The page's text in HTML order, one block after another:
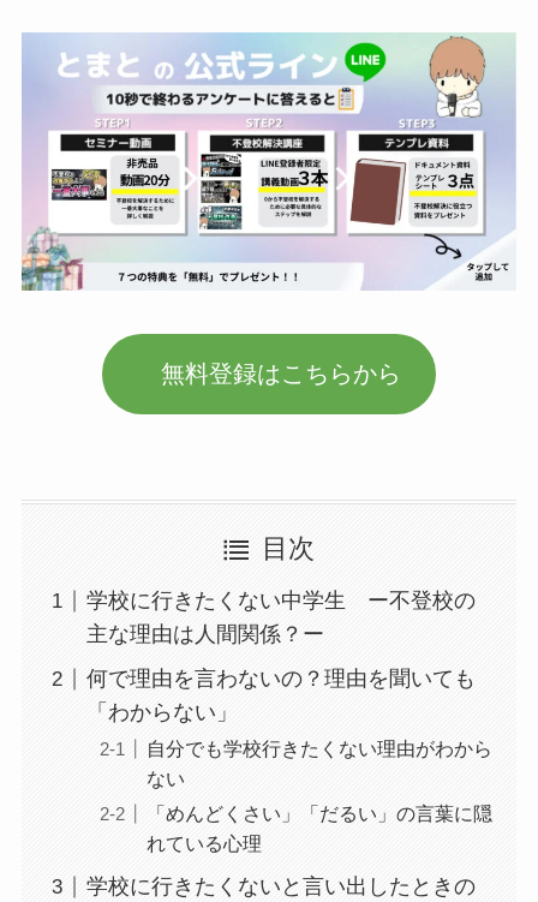
無料登録はこちらから
目次
学校に行きたくない中学生 ー不登校の
主な理由は人間関係？ー
何で理由を言わないの？理由を聞いても
「わからない」
自分でも学校行きたくない理由がわから
ない
「めんどくさい」「だるい」の言葉に隠
れている心理
学校に行きたくないと言い出したときの